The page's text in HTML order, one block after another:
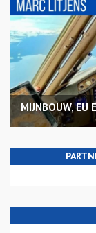
MIJNBOUW, EU